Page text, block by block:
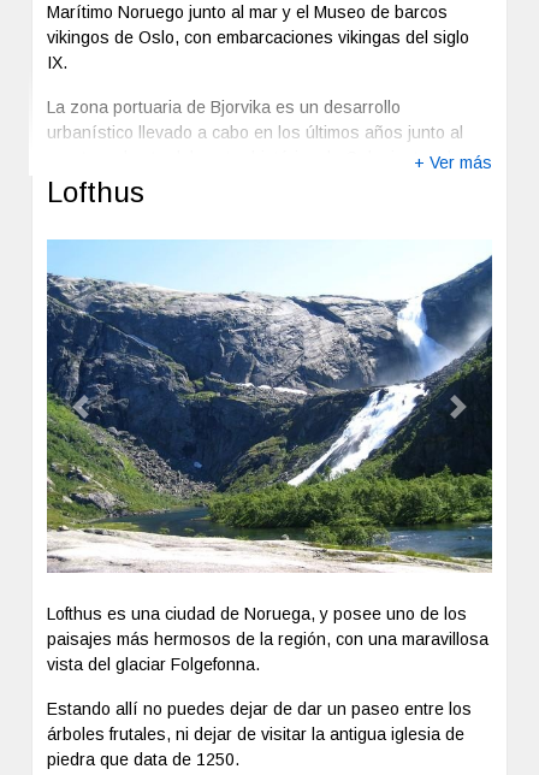
Marítimo Noruego junto al mar y el Museo de barcos
vikingos de Oslo, con embarcaciones vikingas del siglo
IX.
La zona portuaria de Bjorvika es un desarrollo
urbanístico llevado a cabo en los últimos años junto al
puerto y al este del centro histórico de Oslo, junto a la
estación ferroviaria. Se han construido nuevo edificios de
muy moderna arquitectura entre los que el gran
Noruega más vanguardista.
El Parque Vigeland es uno de los sitios imprescindibles al
momento de visitar la ciudad, es un parque de esculturas
creado durante la primera mitad del siglo XX por el
escultor Gustav Vigeland, por encargo de ayuntamiento.
+ Ver más
Lofthus
Previous Next
Lofthus es una ciudad de Noruega, y posee uno de los
paisajes más hermosos de la región, con una maravillosa
vista del glaciar Folgefonna.
Estando allí no puedes dejar de dar un paseo entre los
árboles frutales, ni dejar de visitar la antigua iglesia de
piedra que data de 1250.